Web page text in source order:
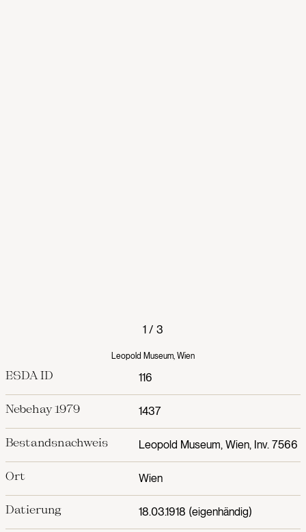
1 / 3
Leopold Museum, Wien
ESDA ID 116
Nebehay 1979 1437
Bestandsnachweis Leopold Museum, Wien, Inv. 7566
Ort Wien
Datierung 18.03.1918 (eigenhändig)